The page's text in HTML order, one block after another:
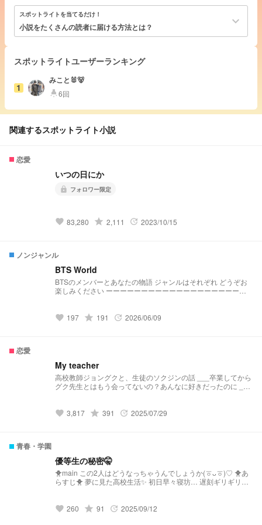
スポットライトを当てるだけ！
小説をたくさんの読者に届ける方法とは？ keyboard_arrow_down
スポットライトユーザーランキング
1
みこと🐰🐻‍
highlight6回
関連するスポットライト小説
恋愛
いつの日にか
lock フォロワー限定
favorite 83,280 grade 2,111 update 2023/10/15
ノンジャンル
BTS World
BTSのメンバーとあなたの物語 ジャンルはそれぞれ どうぞお
楽しみください ーーーーーーーーーーーーーーーーーーーー
favorite 197 grade 191 update 2026/06/09
恋愛
My teacher
高校教師ジョングクと、生徒のソクジンの話 ___卒業してから
グク先生とはもう会ってないの？あんなに好きだったのに ___
favorite 3,817 grade 391 update 2025/07/29
青春・学園
優等生の秘密🤫
🐥main この2人はどうなっちゃうんでしょうか(ㆆᴗㆆ)♡ 🐥あ
らすじ🐥 夢に見た高校生活✨ 初日早々寝坊… 遅刻ギリギリの
初投稿で投稿も遅くなりますが頑張ってストーリーを仕上げて
favorite 260 grade 91 update 2025/09/12